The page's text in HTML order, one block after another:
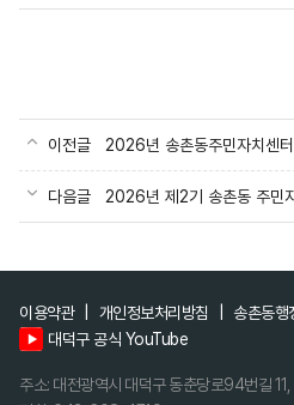
이전글
다음글
이용약관 개인정보처리방침 송촌동행
대덕구 공식 YouTube
주소: 대전광역시 대덕구 동춘당로94번길